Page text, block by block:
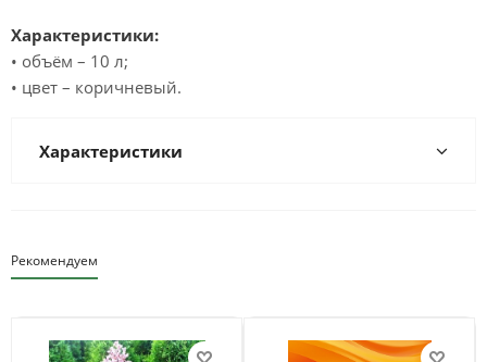
Характеристики:
• объём – 10 л;
• цвет – коричневый.
Характеристики
Рекомендуем